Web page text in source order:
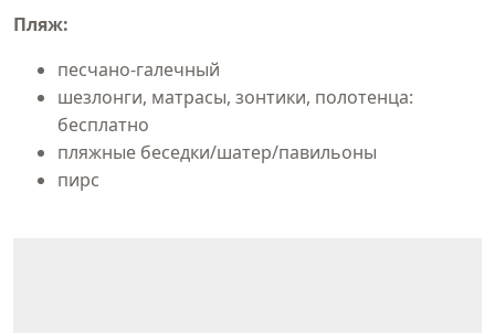
Пляж:
песчано-галечный
шезлонги, матрасы, зонтики, полотенца:
бесплатно
пляжные беседки/шатер/павильоны
пирс